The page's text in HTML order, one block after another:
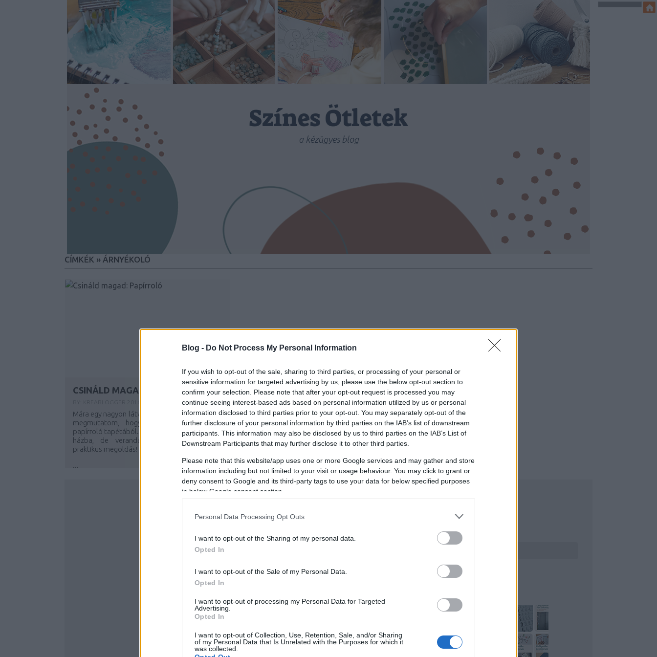
Blog - Do Not Process My Personal Information
If you wish to opt-out of the sale, sharing to third parties, or processing of your personal or
sensitive information for targeted advertising by us, please use the below opt-out section to
confirm your selection. Please note that after your opt-out request is processed you may
continue seeing interest-based ads based on personal information utilized by us or personal
information disclosed to third parties prior to your opt-out. You may separately opt-out of the
further disclosure of your personal information by third parties on the IAB’s list of downstream
participants. This information may also be disclosed by us to third parties on the IAB’s List of
Downstream Participants that may further disclose it to other third parties.
Please note that this website/app uses one or more Google services and may gather and store
information including but not limited to your visit or usage behaviour. You may click to grant or
deny consent to Google and its third-party tags to use your data for below specified purposes
in below Google consent section.
Personal Data Processing Opt Outs
I want to opt-out of the Sharing of my personal data.
Opted In
I want to opt-out of the Sale of my Personal Data.
Opted In
I want to opt-out of processing my Personal Data for Targeted
Advertising.
Opted In
I want to opt-out of Collection, Use, Retention, Sale, and/or Sharing
of my Personal Data that Is Unrelated with the Purposes for which it
was collected.
Színes Ötletek
a kézügyes blog
CÍMKÉK » ÁRNYÉKOLÓ
CSINÁLD MAGAD: PAPÍRROLÓ
Mára egy nagyon látványos ötletet tartogatok,
megmutatom, hogy készíthető különleges
papírroló tapétából. Kisebb ablakokra, hétvégi
házba, de verandára, erkélyre is nagyon
praktikus megoldás!
...
KERESÉS